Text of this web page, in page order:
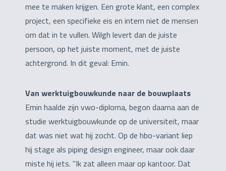
mee te maken krijgen. Een grote klant, een complex
project, een specifieke eis en intern niet de mensen
om dat in te vullen. Wilgh levert dan de juiste
persoon, op het juiste moment, met de juiste
achtergrond. In dit geval: Emin.
Van werktuigbouwkunde naar de bouwplaats
Emin haalde zijn vwo-diploma, begon daarna aan de
studie werktuigbouwkunde op de universiteit, maar
dat was niet wat hij zocht. Op de hbo-variant liep
hij stage als piping design engineer, maar ook daar
miste hij iets. "Ik zat alleen maar op kantoor. Dat